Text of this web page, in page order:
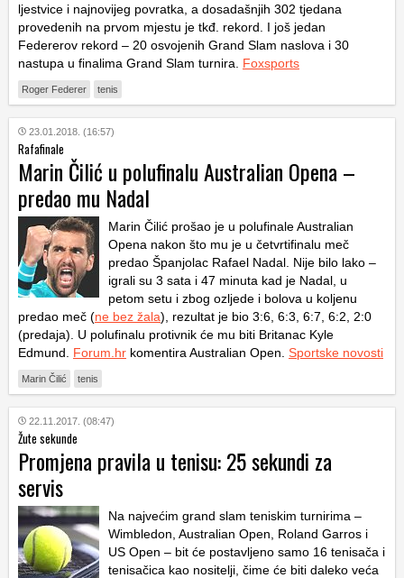
ljestvice i najnovijeg povratka, a dosadašnjih 302 tjedana
provedenih na prvom mjestu je tkđ. rekord. I još jedan
Federerov rekord – 20 osvojenih Grand Slam naslova i 30
nastupa u finalima Grand Slam turnira. Foxsports
Roger Federer tenis
23.01.2018. (16:57)
Rafafinale
Marin Čilić u polufinalu Australian Opena –
predao mu Nadal
Marin Čilić prošao je u polufinale Australian
Opena nakon što mu je u četvrtifinalu meč
predao Španjolac Rafael Nadal. Nije bilo lako –
igrali su 3 sata i 47 minuta kad je Nadal, u
petom setu i zbog ozljede i bolova u koljenu
predao meč (ne bez žala), rezultat je bio 3:6, 6:3, 6:7, 6:2, 2:0
(predaja). U polufinalu protivnik će mu biti Britanac Kyle
Edmund. Forum.hr komentira Australian Open. Sportske novosti
Marin Čilić tenis
22.11.2017. (08:47)
Žute sekunde
Promjena pravila u tenisu: 25 sekundi za
servis
Na najvećim grand slam teniskim turnirima –
Wimbledon, Australian Open, Roland Garros i
US Open – bit će postavljeno samo 16 tenisača i
tenisačica kao nositelji, čime će biti daleko veća